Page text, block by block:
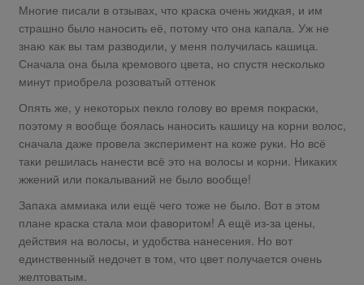
Многие писали в отзывах, что краска очень жидкая, и им
страшно было наносить её, потому что она капала. Уж не
знаю как вы там разводили, у меня получилась кашица.
Сначала она была кремового цвета, но спустя несколько
минут приобрела розоватый оттенок
Опять же, у некоторых пекло голову во время покраски,
поэтому я вообще боялась наносить кашицу на корни волос,
сначала даже провела эксперимент на коже руки. Но всё
таки решилась нанести всё это на волосы и корни. Никаких
жжений или покалываний не было вообще!
Запаха аммиака или ещё чего тоже не было. Вот в этом
плане краска стала мои фаворитом! А ещё из-за цены,
действия на волосы, и удобства нанесения. Но вот
единственный недочет в том, что цвет получается очень
желтоватым.